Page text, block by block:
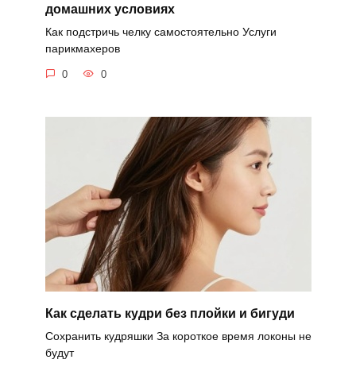
домашних условиях
Как подстричь челку самостоятельно Услуги
парикмахеров
0 0
Как сделать кудри без плойки и бигуди
Сохранить кудряшки За короткое время локоны не
будут